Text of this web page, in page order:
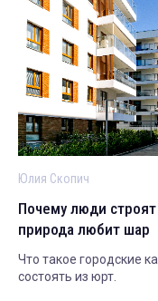
Юлия Скопич
Почему люди
природа любит шар
Что такое городские
состоять из юрт.